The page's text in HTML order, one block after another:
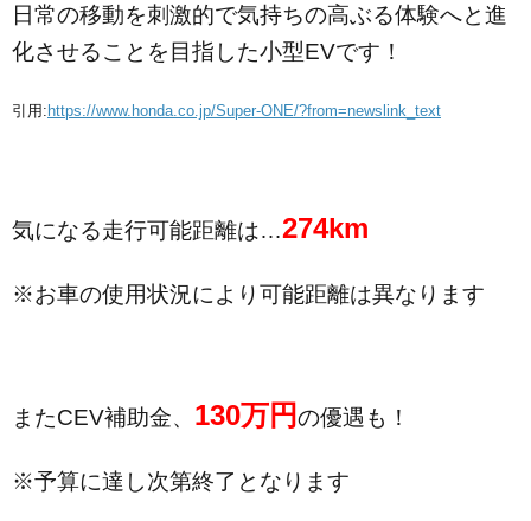
日常の移動を刺激的で気持ちの高ぶる体験へと進
化させることを目指した小型EVです！
引用:https://www.honda.co.jp/Super-ONE/?from=newslink_text
気になる走行可能距離は…274km
※お車の使用状況により可能距離は異なります
またCEV補助金、 130万円の優遇も！
※予算に達し次第終了となります